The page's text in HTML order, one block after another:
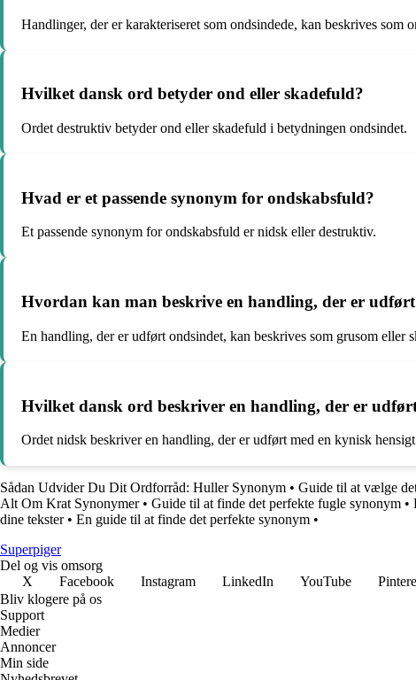
Handlinger, der er karakteriseret som ondsindede, kan beskrives som
Hvilket dansk ord betyder ond eller skadefuld?
Ordet destruktiv betyder ond eller skadefuld i betydningen ondsindet.
Hvad er et passende synonym for ondskabsfuld?
Et passende synonym for ondskabsfuld er nidsk eller destruktiv.
Hvordan kan man beskrive en handling, der er
En handling, der er udført ondsindet, kan beskrives som grusom eller
Hvilket dansk ord beskriver en handling, der er
Ordet nidsk beskriver en handling, der er udført med en kynisk
Sådan Udvider Du Dit Ordforråd: Huller Synonym • Guide til at vælge
Alt Om Krat Synonymer• Guide til at finde det perfekte fugle synonym •
dine tekster• En guide til at finde det perfekte synonym •
Superpiger
Del og vis omsorg
X
Facebook Instagram LinkedIn YouTube
Bliv klogere på os
Support
Medier
Annoncer
Min side